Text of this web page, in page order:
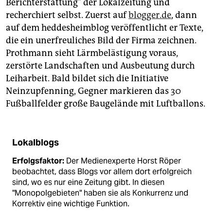
Berichterstattung" der Lokalzeitung und
recherchiert selbst. Zuerst aufblogger.de, dann
auf dem heddesheimblog veröffentlicht er Texte,
die ein unerfreuliches Bild der Firma zeichnen.
Prothmann sieht Lärmbelästigung voraus,
zerstörte Landschaften und Ausbeutung durch
Leiharbeit. Bald bildet sich die Initiative
Neinzupfenning, Gegner markieren das 30
Fußballfelder große Baugelände mit Luftballons.
Lokalblogs
Erfolgsfaktor: Der Medienexperte Horst Röper
beobachtet, dass Blogs vor allem dort erfolgreich
sind, wo es nur eine Zeitung gibt. In diesen
"Monopolgebieten" haben sie als Konkurrenz und
Korrektiv eine wichtige Funktion.